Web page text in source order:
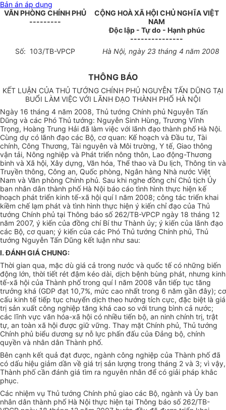
Bản án áp dụng
VĂN PHÒNG CHÍNH PHỦ
---------
CỘNG HOÀ XÃ HỘI CHỦ NGHĨA VIỆT
NAM
Độc lập - Tự do - Hạnh phúc
---------------
Số: 103/TB-VPCP
Hà Nội, ngày 23 tháng 4 năm 2008
THÔNG BÁO
KẾT LUẬN CỦA THỦ TƯỚNG CHÍNH PHỦ NGUYỄN TẤN DŨNG TẠI
BUỔI LÀM VIỆC VỚI LÃNH ĐẠO THÀNH PHỐ HÀ NỘI
Ngày 16 tháng 4 năm 2008, Thủ tướng Chính phủ Nguyễn Tấn
Dũng và các Phó Thủ tướng: Nguyễn Sinh Hùng, Trương Vĩnh
Trọng, Hoàng Trung Hải đã làm việc với lãnh đạo thành phố Hà Nội.
Cùng dự có lãnh đạo các Bộ, cơ quan: Kế hoạch và Đầu tư, Tài
chính, Công Thương, Tài nguyên và Môi trường, Y tế, Giao thông
vận tải, Nông nghiệp và Phát triển nông thôn, Lao động-Thương
binh và Xã hội, Xây dựng, Văn hóa, Thể thao và Du lịch, Thông tin và
Truyền thông, Công an, Quốc phòng, Ngân hàng Nhà nước Việt
Nam và Văn phòng Chính phủ. Sau khi nghe đồng chí Chủ tịch Ủy
ban nhân dân thành phố Hà Nội báo cáo tình hình thực hiện kế
hoạch phát triển kinh tế-xã hội quí I năm 2008; công tác triển khai
kiềm chế lạm phát và tình hình thực hiện ý kiến chỉ đạo của Thủ
tướng Chính phủ tại Thông báo số 262/TB-VPCP ngày 18 tháng 12
năm 2007, ý kiến của đồng chí Bí thư Thành ủy; ý kiến của lãnh đạo
các Bộ, cơ quan; ý kiến của các Phó Thủ tướng Chính phủ, Thủ
tướng Nguyễn Tấn Dũng kết luận như sau:
I.ĐÁNH GIÁ CHUNG:
Thời gian qua, mặc dù giá cả trong nước và quốc tế có những biến
động lớn, thời tiết rét đậm kéo dài, dịch bệnh bùng phát, nhưng kinh
tế-xã hội của Thành phố trong quí I năm 2008 vẫn tiếp tục tăng
trưởng khá (GDP đạt 10,7%, mức cao nhất trong 6 năm gần đây); cơ
cấu kinh tế tiếp tục chuyển dịch theo hướng tích cực, đặc biệt là giá
trị sản xuất công nghiệp tăng khá cao so với trung bình cả nước;
các lĩnh vực văn hóa-xã hội có nhiều tiến bộ, an ninh chính trị, trật
tự, an toàn xã hội được giữ vững. Thay mặt Chính phủ, Thủ tướng
Chính phủ biểu dương sự nỗ lực phấn đấu của Đảng bộ, chính
quyền và nhân dân Thành phố.
Bên cạnh kết quả đạt được, ngành công nghiệp của Thành phố đã
có dấu hiệu giảm dần về giá trị sản lượng trong tháng 2 và 3; vì vậy,
Thành phố cần đánh giá tìm ra nguyên nhân để có giải pháp khắc
phục.
Các nhiệm vụ Thủ tướng Chính phủ giao các Bộ, ngành và Ủy ban
nhân dân thành phố Hà Nội thực hiện tại Thông báo số 262/TB-